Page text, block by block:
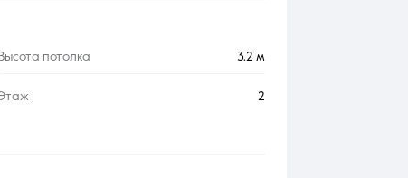
Высота потолка 3.2 м
2